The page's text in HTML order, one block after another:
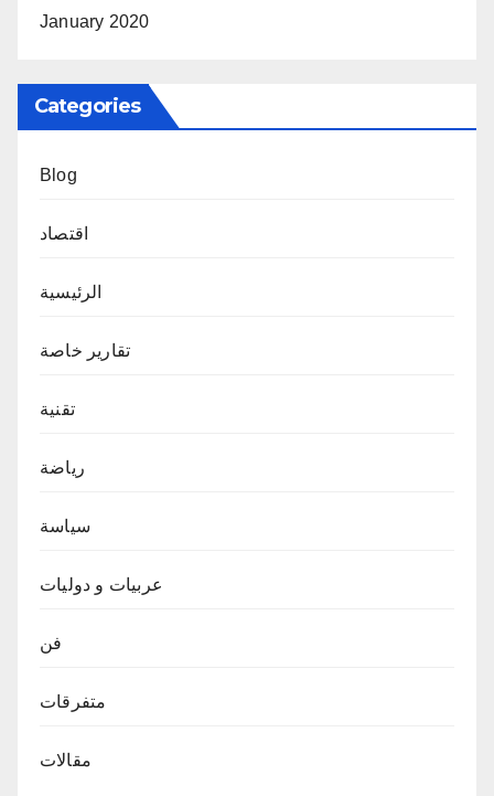
January 2020
Categories
Blog
اقتصاد
الرئيسية
تقارير خاصة
تقنية
رياضة
سياسة
عربيات و دوليات
فن
متفرقات
مقالات